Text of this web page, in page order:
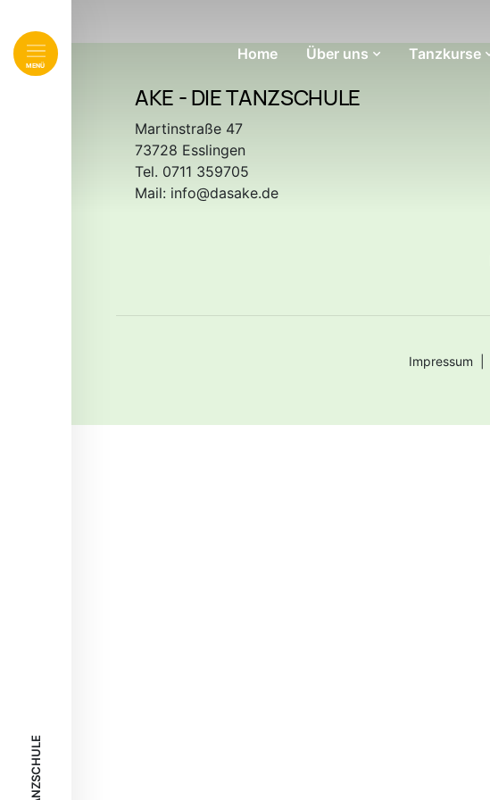
MENÜ
Navigation überspringen
Home Über uns Tanzkurse
AKE - DIE TANZSCHULE
Martinstraße 47
73728 Esslingen
Tel. 0711 359705
Mail: info@dasake.de
Impressum